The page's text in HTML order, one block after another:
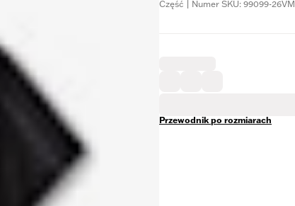
Część | Numer SKU: 99099-26VM
Przewodnik po rozmiarach